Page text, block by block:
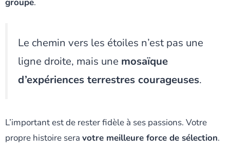
Le chemin vers les étoiles n’est pas une
ligne droite, mais une mosaïque
d’expériences terrestres courageuses.
L’important est de rester fidèle à ses passions. Votre
propre histoire sera votre meilleure force de sélection.